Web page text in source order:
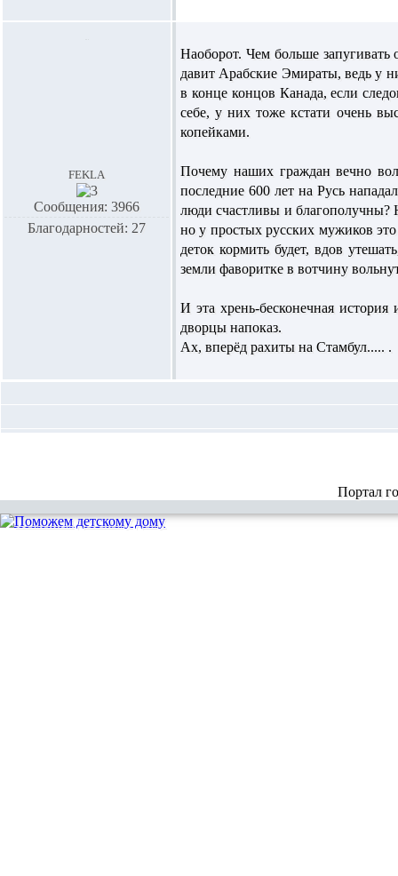
fekla
Сообщения: 3966
Благодарностей: 27
Наоборот. Чем больше
давит Арабские Эмираты, ведь у
в конце концов Канада, если
себе, у них тоже кстати очень
копейками.
Почему наших граждан вечно
последние 600 лет на Русь
люди счастливы и благополучны?
но у простых русских мужиков
деток кормить будет, вдов
земли фаворитке в вотчину
И эта хрень-бесконечная
дворцы напоказ.
Ах, вперёд рахиты на Стамбул..... .
Портал